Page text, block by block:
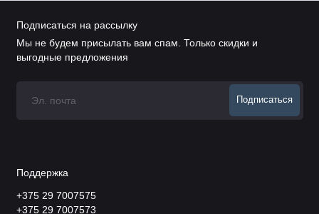
Подписаться на рассылку
Мы не будем присылать вам спам. Только скидки и
выгодные предложения
Подписаться
Поддержка
+375 29 7007575
+375 29 7007573